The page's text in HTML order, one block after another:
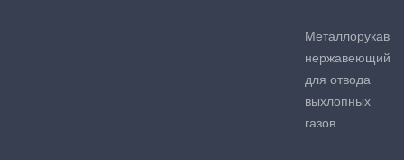
Металлорукав
нержавеющий
для отвода
выхлопных
газов